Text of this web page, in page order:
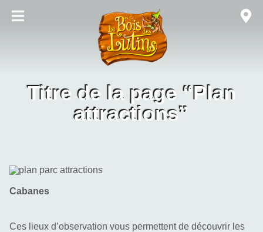
Titre de la page “Plan
attractions”
Cabanes
Ces lieux d’observation vous permettent de découvrir les